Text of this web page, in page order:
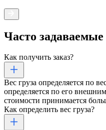
Часто задаваемые
Как получить заказ?
Вес груза определяется по
определяется по его
стоимости принимается
Как определить вес груза?